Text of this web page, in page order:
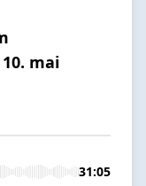
mai
31:05